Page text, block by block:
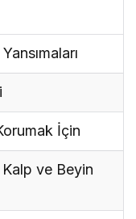
İçin
ve Beyin